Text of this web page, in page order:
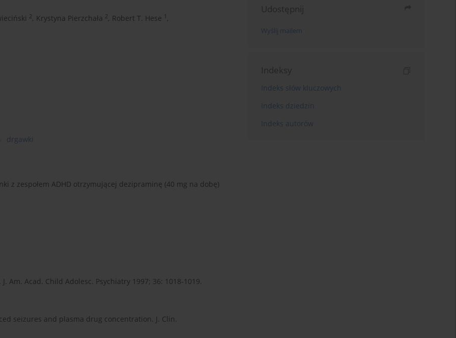
2, Krystyna Pierzchała 2, Robert T. Hese 1 ,
drgawki
z zespołem ADHD otrzymującej dezipraminę (40 mg na dobę)
Am. Acad. Child Adolesc. Psychiatry 1997; 36: 1018-1019.
seizures and plasma drug concentration. J. Clin.
Udostępnij
Wyślij mailem
Indeksy
Indeks słów kluczowych
Indeks dziedzin
Indeks autorów